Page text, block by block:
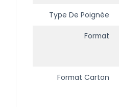
Type De Poignée
Format
Format Carton